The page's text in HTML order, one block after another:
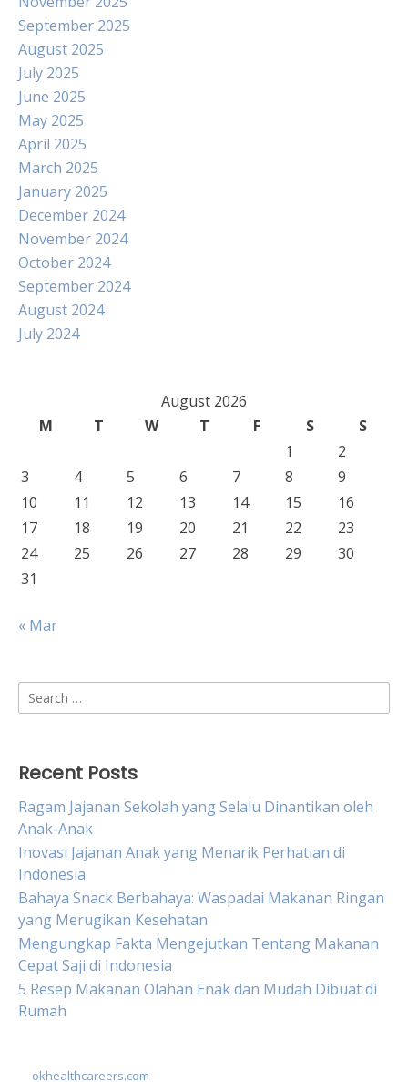
September 2025
August 2025
July 2025
June 2025
May 2025
April 2025
March 2025
January 2025
December 2024
November 2024
October 2024
September 2024
August 2024
July 2024
August 2026
M
T W T F S
S
1
2
3
4 5 6 7 8
9
10
11 12 13 14 15
16
17
18 19 20 21 22
23
24
25 26 27 28 29
30
31
« Mar
Search
for:
Recent Posts
Ragam Jajanan Sekolah yang Selalu Dinantikan oleh
Anak-Anak
Inovasi Jajanan Anak yang Menarik Perhatian di
Indonesia
Bahaya Snack Berbahaya: Waspadai Makanan Ringan
yang Merugikan Kesehatan
Mengungkap Fakta Mengejutkan Tentang Makanan
Cepat Saji di Indonesia
5 Resep Makanan Olahan Enak dan Mudah Dibuat di
Rumah
okhealthcareers.com